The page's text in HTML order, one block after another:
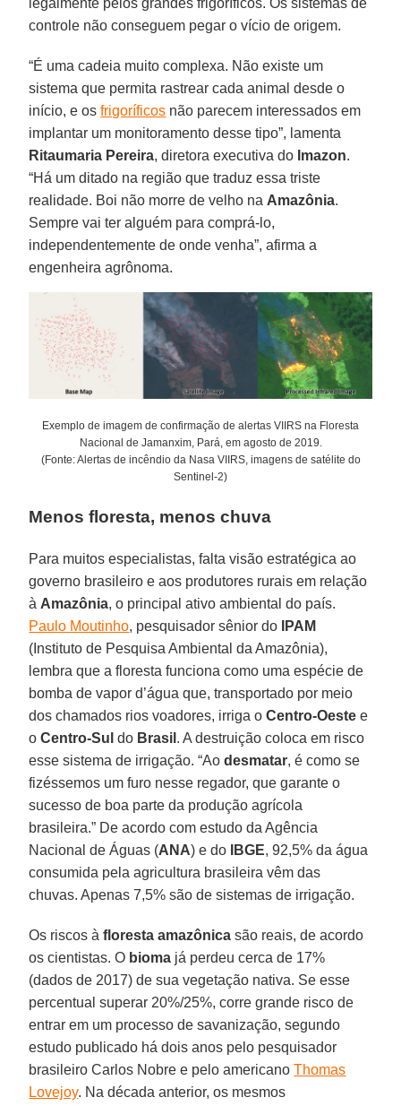
legalmente pelos grandes frigoríficos. Os sistemas de
controle não conseguem pegar o vício de origem.
“É uma cadeia muito complexa. Não existe um
sistema que permita rastrear cada animal desde o
início, e osfrigoríficos não parecem interessados em
implantar um monitoramento desse tipo”, lamenta
Ritaumaria Pereira, diretora executiva do Imazon.
“Há um ditado na região que traduz essa triste
realidade. Boi não morre de velho na Amazônia.
Sempre vai ter alguém para comprá-lo,
independentemente de onde venha”, afirma a
engenheira agrônoma.
Exemplo de imagem de confirmação de alertas VIIRS na Floresta
Nacional de Jamanxim, Pará, em agosto de 2019.
(Fonte: Alertas de incêndio da Nasa VIIRS, imagens de satélite do
Sentinel-2)
Menos floresta, menos chuva
Para muitos especialistas, falta visão estratégica ao
governo brasileiro e aos produtores rurais em relação
à Amazônia, o principal ativo ambiental do país.
Paulo Moutinho, pesquisador sênior do
IPAM
(Instituto de Pesquisa Ambiental da Amazônia),
lembra que a floresta funciona como uma espécie de
bomba de vapor d’água que, transportado por meio
dos chamados rios voadores, irriga oCentro-Oeste e
oCentro-Sul do Brasil . A destruição coloca em risco
esse sistema de irrigação. “Aodesmatar, é como se
fizéssemos um furo nesse regador, que garante o
sucesso de boa parte da produção agrícola
brasileira.” De acordo com estudo da Agência
Nacional de Águas (ANA) e do IBGE, 92,5% da água
consumida pela agricultura brasileira vêm das
chuvas. Apenas 7,5% são de sistemas de irrigação.
Os riscos àfloresta amazônica são reais, de acordo
os cientistas. O bioma já perdeu cerca de 17%
(dados de 2017) de sua vegetação nativa. Se esse
percentual superar 20%/25%, corre grande risco de
entrar em um processo de savanização, segundo
estudo publicado há dois anos pelo pesquisador
brasileiro Carlos Nobre e pelo americanoThomas
Lovejoy. Na década anterior, os mesmos